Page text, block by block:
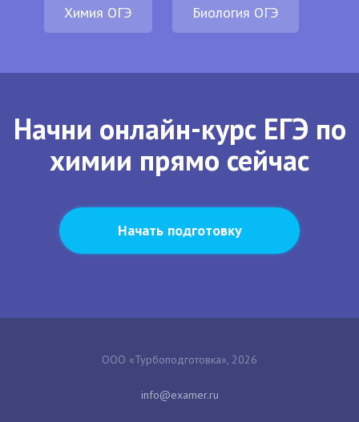
Химия ОГЭ Биология ОГЭ
Начни онлайн-курс ЕГЭ по
химии прямо сейчас
Начать подготовку
ООО «Турбоподготовка», 2026